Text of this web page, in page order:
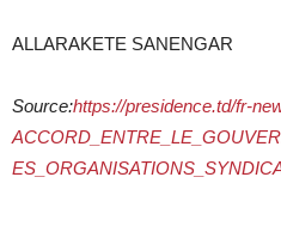
ALLARAKETE SANENGAR
Source:https://presidence.td/fr-